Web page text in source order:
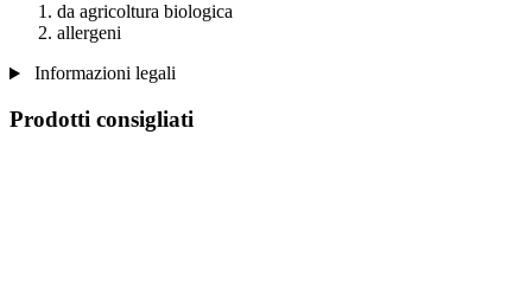
da agricoltura biologica
allergeni
Informazioni legali
Prodotti consigliati